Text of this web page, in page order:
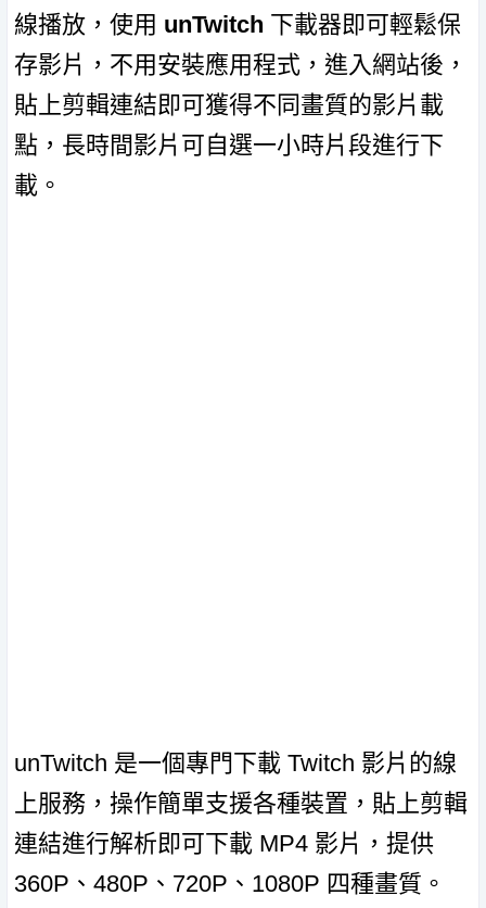
線播放，使用 unTwitch 下載器即可輕鬆保
存影片，不用安裝應用程式，進入網站後，
貼上剪輯連結即可獲得不同畫質的影片載
點，長時間影片可自選一小時片段進行下
載。
unTwitch 是一個專門下載 Twitch 影片的線
上服務，操作簡單支援各種裝置，貼上剪輯
連結進行解析即可下載 MP4 影片，提供
360P、480P、720P、1080P 四種畫質。